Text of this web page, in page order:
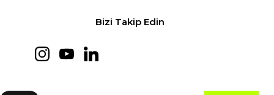
Bizi Takip Edin